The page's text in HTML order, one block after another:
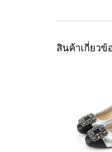
สินค้าเกี่ยวข้